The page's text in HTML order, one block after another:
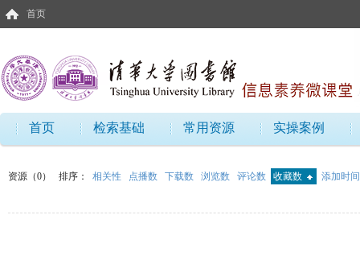
首页
首页 检索基础 常用资源 实操案例
资源（0） 排序： 相关性 点播数 下载数 浏览数 评论数 收藏数 添加时间